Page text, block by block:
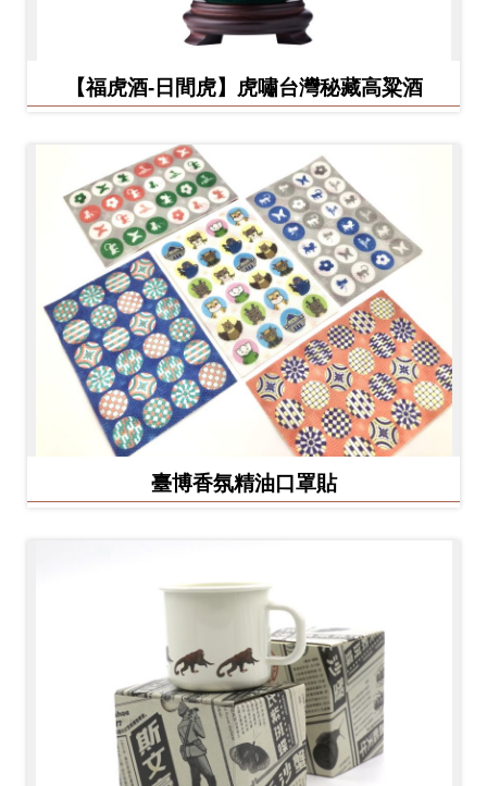
【福虎酒-日間虎】虎嘯台灣秘藏高粱酒
臺博香氛精油口罩貼